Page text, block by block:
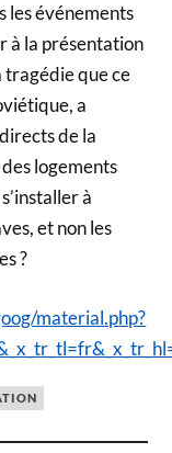
les événements
à la présentation
que ce
a
de la
logements
à
et non les
?
material.php?